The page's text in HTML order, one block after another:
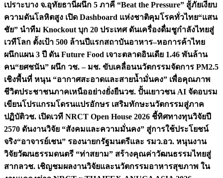
เปราะบาง จ.อุทัยธานีผนึก 5 ภาคี “Beat the Pressure” สู้ภัยเงียบ
ความดันโลหิตสูง เปิด Dashboard แห่งชาติคุมโรคทั่วไทย“แสน
ชัย” นำทีม Knockout บุก 20 ประเทศ ดันเครื่องดื่มชูกำลังไทยสู่
เวทีโลก ตั้งเป้า 500 ล้านปีแรกสถาบันอาหาร–หอการค้าไทย
ผนึกแผน 3 ปี ดัน Future Food เจาะตลาดอินเดีย 1.46 พันล้าน
คน“ยศชนัน” ผนึก วช. – มช. ขับเคลื่อนนวัตกรรมจัดการ PM2.5
เชิงพื้นที่ หนุน “อากาศสะอาดและสายน้ำมั่นคง” เพื่อคุณภาพ
ชีวิตประชาชนภาคเหนืออย่างยั่งยืนวช. ปั้นเยาวชน AI จัดอบรม
เขียนโปรแกรมโดรนแปรอักษร เสริมทักษะนวัตกรรมสู่ภาค
ปฏิบัติวช. เปิดเวที NRCT Open House 2026 ชี้ทิศทางทุนวิจัยปี
2570 ดันงานวิจัย “สังคมและความมั่นคง” สู่การใช้ประโยชน์
จริง“อาจารย์เชน” รองนายกรัฐมนตรีและ รมว.อว. หนุนงาน
วิจัยวัฒนธรรมดนตรี “ท่าสยาม” สร้างคุณค่าวัฒนธรรมไทยสู่
สากลวช. เชิญชมผลงานวิจัยและนวัตกรรมอาหารสุขภาพ ใน